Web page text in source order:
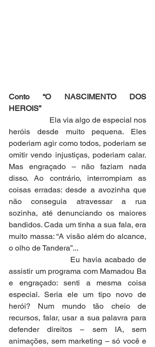
Conto “O NASCIMENTO DOS
HEROIS”
Ela via algo de especial nos
heróis desde muito pequena. Eles
poderiam agir como todos, poderiam se
omitir vendo injustiças, poderiam calar.
Mas engraçado – não faziam nada
disso. Ao contrário, interrompiam as
coisas erradas: desde a avozinha que
não conseguia atravessar a rua
sozinha, até denunciando os maiores
bandidos. Cada um tinha a sua fala, era
muito massa: “A visão além do alcance,
o olho de Tandera”...
Eu havia acabado de
assistir um programa com Mamadou Ba
e engraçado: senti a mesma coisa
especial. Seria ele um tipo novo de
herói? Num mundo tão cheio de
recursos, falar, usar a sua palavra para
defender direitos – sem IA, sem
animações, sem marketing – só você e